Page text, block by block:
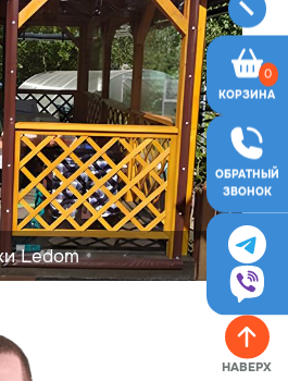
Ledom
0
КОРЗИНА
ОБРАТНЫЙ
ЗВОНОК